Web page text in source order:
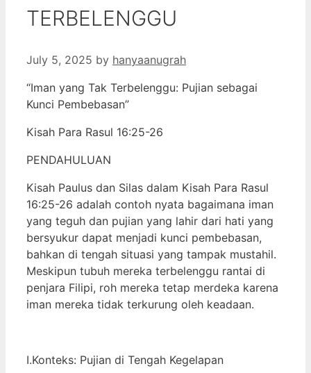
TERBELENGGU
July 5, 2025 by hanyaanugrah
“Iman yang Tak Terbelenggu: Pujian sebagai
Kunci Pembebasan”
Kisah Para Rasul 16:25-26
PENDAHULUAN
Kisah Paulus dan Silas dalam Kisah Para Rasul
16:25-26 adalah contoh nyata bagaimana iman
yang teguh dan pujian yang lahir dari hati yang
bersyukur dapat menjadi kunci pembebasan,
bahkan di tengah situasi yang tampak mustahil.
Meskipun tubuh mereka terbelenggu rantai di
penjara Filipi, roh mereka tetap merdeka karena
iman mereka tidak terkurung oleh keadaan.
I.Konteks: Pujian di Tengah Kegelapan